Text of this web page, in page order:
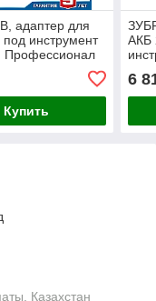
адаптер для
инструмент
Профессионал
Купить
АКБ
6
Казахстан